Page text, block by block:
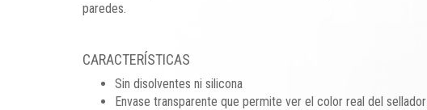
paredes.
CARACTERÍSTICAS
Sin disolventes ni silicona
Envase transparente que permite ver el color real del sellador